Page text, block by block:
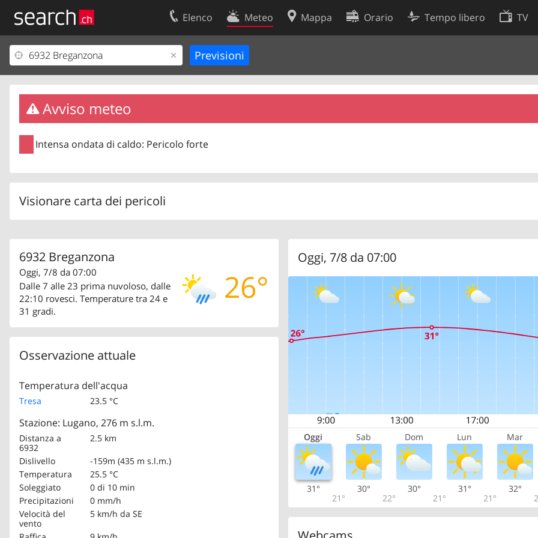
Elenco Meteo Mappa Orario Tempo libero TV
Avviso meteo
Intensa ondata di caldo: Pericolo forte
Visionare carta dei pericoli
6932 Breganzona
26°
Oggi, 7/8 da 07:00
Dalle 7 alle 23 prima nuvoloso, dalle
22:10 rovesci. Temperature tra 24 e
31 gradi.
Osservazione attuale
Temperatura dell'acqua
Tresa 23.5 °C
Stazione: Lugano, 276 m s.l.m.
Distanza a
6932
2.5 km
Dislivello
-159m (435 m s.l.m.)
Temperatura
25.5 °C
Soleggiato
0 di 10 min
Precipitazioni
0 mm/h
Velocità del
vento
5 km/h da SE
Oggi, 7/8 da 07:00
Oggi Sab Dom Lun Mar
31°
21°
30°
22°
30°
21°
31°
21°
32°
Il vostro profolio
Area clienti
Informazioni Legali
Contatti
Condizioni d’uso
Protezione dei dati
Preferenze cookie
Sviluppatori